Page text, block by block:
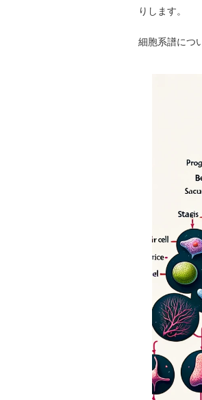
りします。
細胞系譜につ